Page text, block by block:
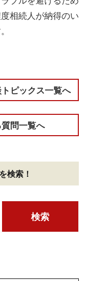
相続人が納得のい
ピックス一覧へ
問一覧へ
検索！